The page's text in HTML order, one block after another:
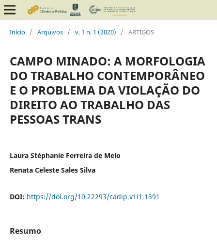
Início / Arquivos / v. 1 n. 1 (2020) / ARTIGOS
CAMPO MINADO: A MORFOLOGIA
DO TRABALHO CONTEMPORÂNEO
E O PROBLEMA DA VIOLAÇÃO DO
DIREITO AO TRABALHO DAS
PESSOAS TRANS
Laura Stéphanie Ferreira de Melo
Renata Celeste Sales Silva
DOI: https://doi.org/10.22293/cadip.v1i1.1391
Resumo